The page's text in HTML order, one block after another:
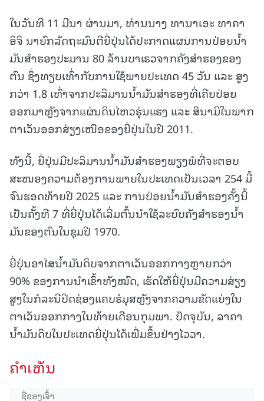
ໃນວັນທີ 11 ມີນາ ຜ່ານມາ, ທ່ານນາງ ທານາເອະ ທາຄາ
ອິຈິ ນາຍົກລັດຖະມົນຕີຍີ່ປຸ່ນໄດ້ປະກາດແຜນການປ່ອຍນ້ຳ
ມັນສຳຮອງປະມານ 80 ລ້ານບາເຣວຈາກຄັງສຳຮອງຂອງ
ຕົນ ຊຶ່ງທຽບເທົ່າກັບການໃຊ້ພາຍປະເທດ 45 ວັນ ແລະ ສູງ
ກວ່າ 1.8 ເທົ່າຈາກປະລິມານນໍ້າມັນສຳຮອງທີ່ເຄີຍປ່ອຍ
ອອກມາຫຼັງຈາກແຜ່ນດິນໄຫວຮຸ່ນແຮງ ແລະ ສຶນາມິໃນພາກ
ຕາເວັນອອກສ່ຽງເໜືອຂອງຍີ່ປຸ່ນໃນປີ 2011.
ທັງນີ້, ຍີ່ປຸ່ນມີປະລິມານນໍ້າມັນສຳຮອງພຽງພໍທີ່ຈະຕອບ
ສະໜອງຄວາມຕ້ອງການພາຍໃນປະເທດເປັນເວລາ 254 ມື້
ຈົນຮອດທ້າຍປີ 2025 ແລະ ການປ່ອຍນໍ້າມັນສຳຮອງຄັ້ງນີ້
ເປັນຄັ້ງທີ 7 ທີ່ຍີ່ປຸ່ນໄດ້ເລີ່ມຕົ້ນນຳໃຊ້ລະບົບຄັງສຳຮອງນ້ຳ
ມັນຂອງຕົນໃນຊຸມປີ 1970.
ຍີ່ປຸ່ນອາໄສນ້ຳມັນດິບຈາກຕາເວັນອອກກາງຫຼາຍກວ່າ
90% ຂອງການນຳເຂົ້າທັງໝົດ, ເຮັດໃຫ້ຍີ່ປຸ່ນມີຄວາມສ່ຽງ
ສູງໃນກໍລະນີປິດຊ່ອງແຄບຮໍມຸສຫຼັງຈາກຄວາມຂັດແຍ່ງໃນ
ຕາເວັນອອກກາງໃນທ້າຍເດືອນກຸມພາ. ປັດຈຸບັນ, ລາຄາ
ນ້ຳມັນດິບໃນປະເທດຍີ່ປຸ່ນໄດ້ເພີ່ມຂຶ້ນຢ່າງໄວວາ.
ຄໍາເຫັນ